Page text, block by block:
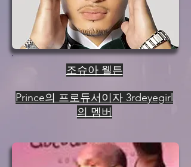
조슈아 웰튼
Prince의 프로듀서이자 3rdeyegirl
의 멤버